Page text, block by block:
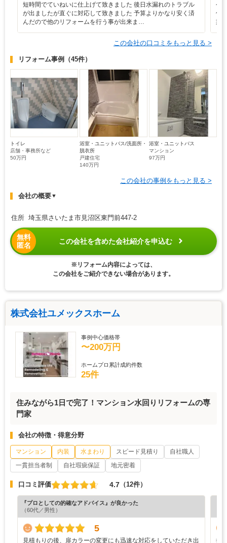
短時間でていねいに仕上げて致きました 後日水漏れのトラブル
が出ましたが直ぐに対応して致きました 予算よりかなり安く済
んだので他のリフォームを行う事が出来ま…
今
信
業
この会社の口コミをもっと見る >
リフォーム事例 （45件）
トイレ
店舗・事務所など
50万円
浴室・ユニットバス/洗面所・
脱衣所
戸建住宅
140万円
浴室・ユニットバス
マンション
97万円
この会社の事例をもっと見る >
会社の概要▼
住所 埼玉県さいたま市見沼区東門前447-2
無料
匿名
この会社を含めた会社紹介を申込む
※リフォーム内容によっては、
この会社をご紹介できない場合があります。
株式会社ユメックスホーム
事例中心価格帯
〜200万円
ホームプロ累計成約件数
25件
住みながら1日で完了！マンション水回りリフォームの専
門家
会社の特徴・得意分野
マンション 内装 水まわり スピード見積り
自社職人
一貫担当者制
自社瑕疵保証 地元密着
口コミ評価 4.7 （12件）
『プロとしての的確なアドバイス』が良かった
（60代／男性）
5
見積もりの後、扉カラーの変更にも迅速な対応をしていただき出 担